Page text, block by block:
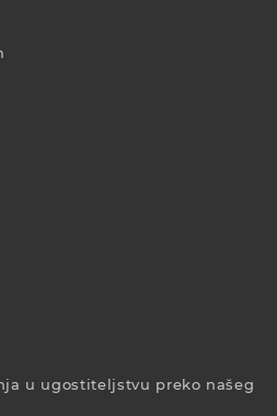
u ugostiteljstvu preko našeg